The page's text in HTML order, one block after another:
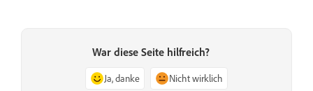
War diese Seite hilfreich?
Ja, danke Nicht wirklich